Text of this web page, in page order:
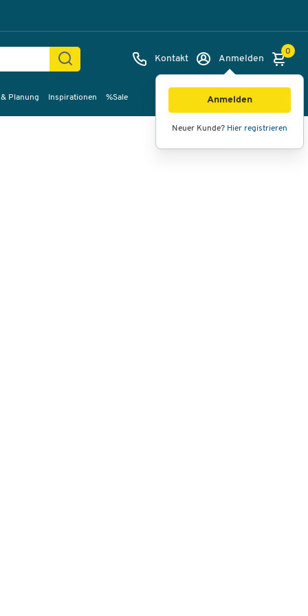
Kontakt Anmelden
Anmelden
Neuer Kunde? Hier registrieren
0
Planung Inspirationen %Sale
Bilder Videos 360°-Ansicht